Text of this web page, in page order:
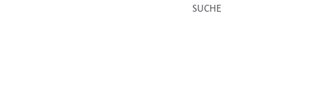
SUCHE